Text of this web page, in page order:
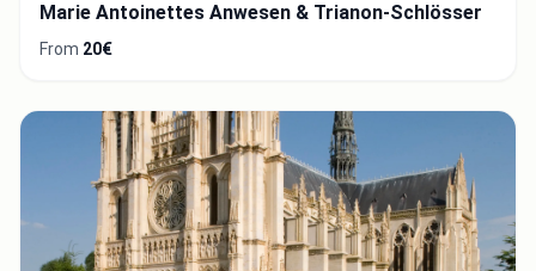
Marie Antoinettes Anwesen & Trianon-Schlösser
From 20€